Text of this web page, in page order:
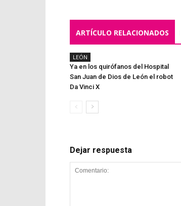
ARTÍCULO RELACIONADOS
LEÓN
Ya en los quirófanos del Hospital
San Juan de Dios de León el robot
Da Vinci X
Dejar respuesta